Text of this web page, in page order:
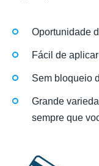
Oportunidade
Fácil de
Sem bloqueio
Grande
sempre que